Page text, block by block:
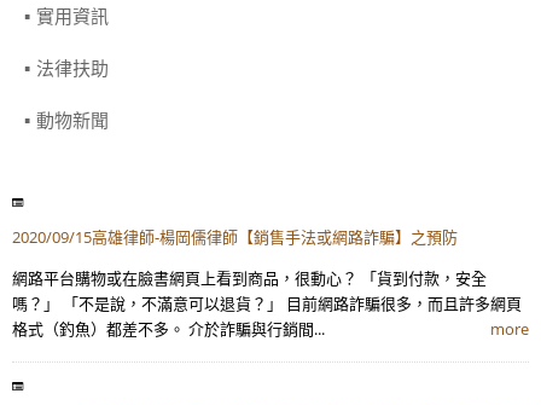
實用資訊
法律扶助
動物新聞
2020/09/15高雄律師-楊岡儒律師【銷售手法或網路詐騙】之預防
網路平台購物或在臉書網頁上看到商品，很動心？ 「貨到付款，安全
嗎？」 「不是說，不滿意可以退貨？」 目前網路詐騙很多，而且許多網頁
格式（釣魚）都差不多。 介於詐騙與行銷間...
more